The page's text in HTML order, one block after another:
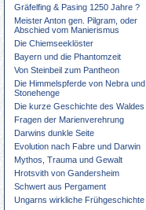
Gräfelfing & Pasing 1250 Jahre ?
Meister Anton gen. Pilgram, oder
Abschied vom Manierismus
Die Chiemseeklöster
Bayern und die Phantomzeit
Von Steinbeil zum Pantheon
Die Himmelspferde von Nebra und
Stonehenge
Die kurze Geschichte des Waldes
Fragen der Marienverehrung
Darwins dunkle Seite
Evolution nach Fabre und Darwin
Mythos, Trauma und Gewalt
Hrotsvith von Gandersheim
Schwert aus Pergament
Ungarns wirkliche Frühgeschichte